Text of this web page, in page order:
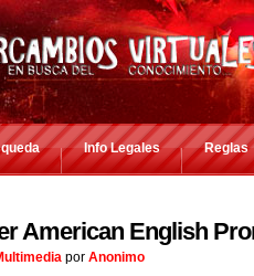
Info Legales Reglas
American English
por Anonimo